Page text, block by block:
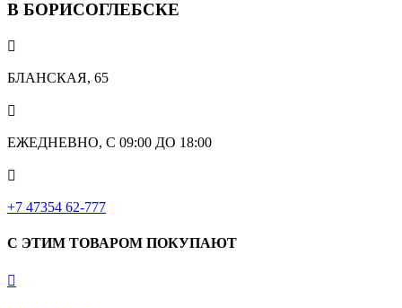
В БОРИСОГЛЕБСКЕ

БЛАНСКАЯ, 65

ЕЖЕДНЕВНО, С 09:00 ДО 18:00

‎+7 47354 62-777
С ЭТИМ ТОВАРОМ ПОКУПАЮТ
